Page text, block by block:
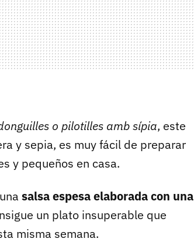
o pilotilles amb sípia, este
y sepia, es muy fácil de preparar
y pequeños en casa.
salsa espesa elaborada con una
un plato insuperable que
misma semana.